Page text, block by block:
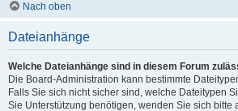
Nach oben
Dateianhänge
Welche Dateianhänge sind in diesem Forum
Die Board-Administration kann bestimmte
Falls Sie sich nicht sicher sind, welche Dateitypen
Sie Unterstützung benötigen, wenden Sie sich bitte